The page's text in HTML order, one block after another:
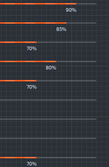
90%
85%
70%
80%
70%
70%